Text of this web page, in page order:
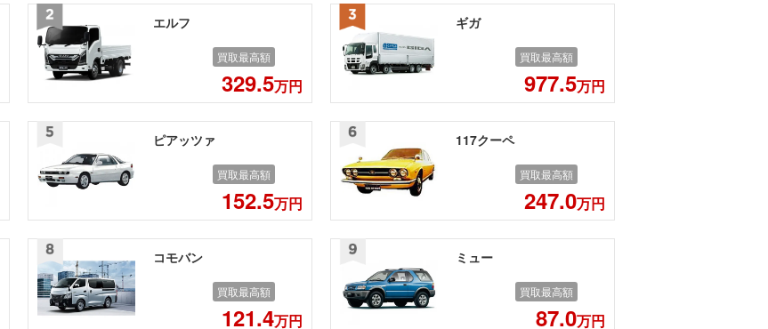
エルフ
買取最高額
329.5万円
ギガ
買取最高額
977.5万円
ピアッツァ
買取最高額
152.5万円
117クーペ
買取最高額
247.0万円
コモバン
買取最高額
121.4万円
ミュー
買取最高額
87.0万円